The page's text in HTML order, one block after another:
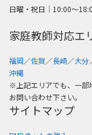
日曜・祝日│10:00〜
家庭教師対応エ
福岡／佐賀／長崎／大分
沖縄
※上記エリアでも、一部
お問い合わせ下さい。
サイトマップ